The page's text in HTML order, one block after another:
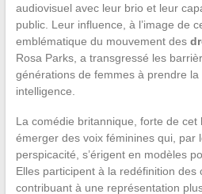
audiovisuel avec leur brio et leur
public. Leur influence, à l’image de
emblématique du mouvement des
Rosa Parks, a transgressé les
générations de femmes à prendre
intelligence.
La comédie britannique, forte de
émerger des voix féminines qui, par
perspicacité, s’érigent en modèles
Elles participent à la redéfinition des
contribuant à une représentation